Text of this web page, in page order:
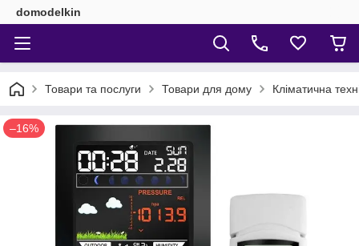
domodelkin
Товари та послуги Товари для дому Кліматична
–16%